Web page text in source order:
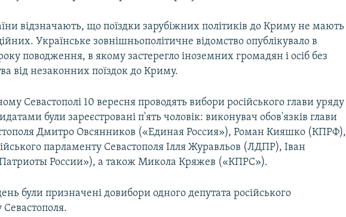
відзначають, що поїздки зарубіжних політиків до Криму не мають
Українське зовнішньополітичне відомство опублікувало в
поводження, в якому застерегло іноземних громадян і осіб без
від незаконних поїздок до Криму.
Севастополі 10 вересня проводять вибори російського глави уряду
були зареєстровані п'ять чоловік: виконувач обов'язків глави
Дмитро Овсянников («Единая Россия»), Роман Кияшко (КПРФ),
парламенту Севастополя Ілля Журавльов (ЛДПР), Іван
России»), а також Микола Кряжев («КПРС»).
були призначені довибори одного депутата російського